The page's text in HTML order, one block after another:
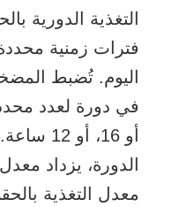
التغذية الدورية
اليوم. تُضبط
أو 16،
الدورة، يزداد
معدل التغذية